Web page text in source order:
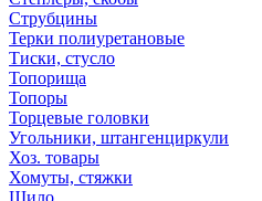
Струбцины
Терки полиуретановые
Тиски, стусло
Топорища
Топоры
Торцевые головки
Угольники, штангенциркули
Хоз. товары
Хомуты, стяжки
Шило